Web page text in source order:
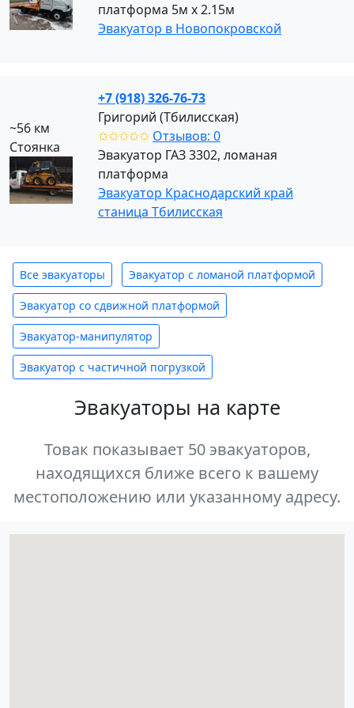
платформа 5м х 2.15м
Эвакуатор в Новопокровской
~56 км
Стоянка
+7 (918) 326-76-73
Григорий (Тбилисская)
✩✩✩✩✩ Отзывов: 0
Эвакуатор ГАЗ 3302, ломаная
платформа
Эвакуатор Краснодарский край
станица Тбилисская
Все эвакуаторы Эвакуатор с ломаной платформой
Эвакуатор со сдвижной платформой
Эвакуатор-манипулятор
Эвакуатор с частичной погрузкой
Эвакуаторы на карте
Товак показывает 50 эвакуаторов,
находящихся ближе всего к вашему
местоположению или указанному адресу.